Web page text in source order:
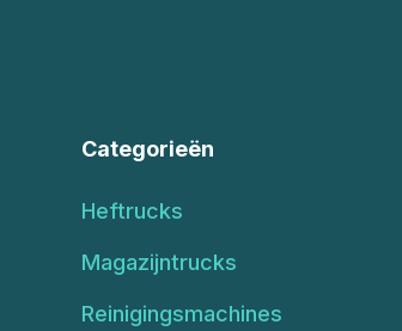
Categorieën
Heftrucks
Magazijntrucks
Reinigingsmachines